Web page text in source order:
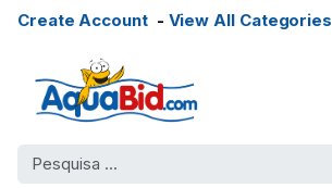
Create Account- View All Categories